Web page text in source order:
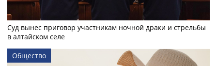
Суд вынес приговор участникам ночной драки и стрельбы
в алтайском селе
Общество